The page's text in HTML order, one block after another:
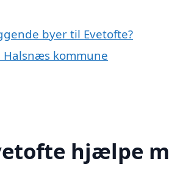
byer til Evetofte?
Halsnæs kommune
hjælpe